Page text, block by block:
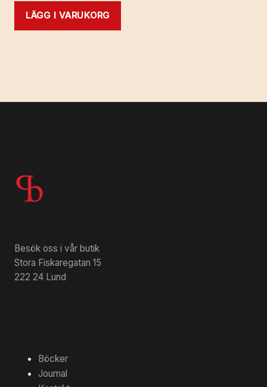
LÄGG I VARUKORG
Besök oss i vår butik
Stora Fiskaregatan 15
222 24 Lund
Böcker
Journal